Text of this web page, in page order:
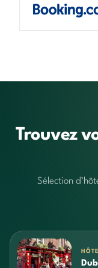
Trouvez
Sélection